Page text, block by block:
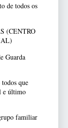
de todos os
(CENTRO
Guarda
que
e último
familiar